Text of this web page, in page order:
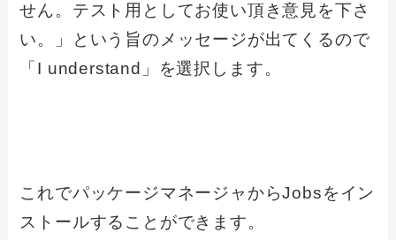
せん。テスト用としてお使い頂き意見を下さ
い。」という旨のメッセージが出てくるので
「I understand」を選択します。
これでパッケージマネージャからJobsをイン
ストールすることができます。